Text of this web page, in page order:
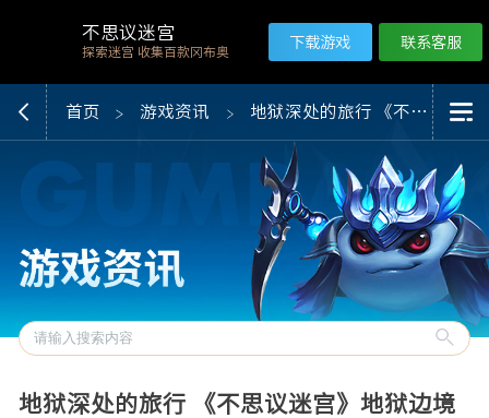
不思议迷宫
探索迷宫 收集百款冈布奥
下载游戏 联系客服
首页 游戏资讯 地狱深处的旅行 《不思议迷宫》地狱边境怎么玩
地狱深处的旅行 《不思议迷宫》地狱边境